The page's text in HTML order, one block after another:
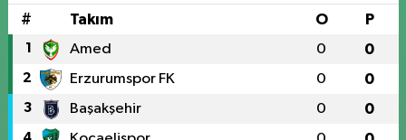
# Takım O P
1 Amed 0 0
2 Erzurumspor FK 0 0
3 Başakşehir 0 0